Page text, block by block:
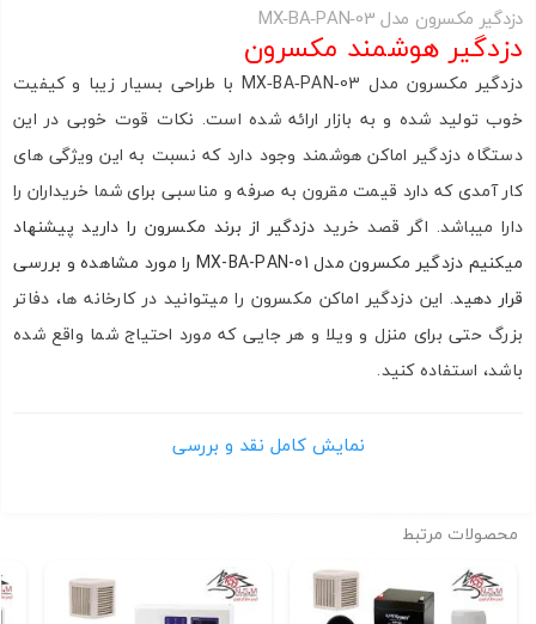
دزدگیر مکسرون مدل MX‐BA‐PAN‐03
دزدگیر هوشمند مکسرون
دزدگیر مکسرون مدل MX‐BA‐PAN‐03 با طراحی بسیار زیبا و کیفیت
خوب تولید شده و به بازار ارائه شده است. نکات قوت خوبی در این
دستگاه دزدگیر اماکن هوشمند وجود دارد که نسبت به این ویژگی های
کار آمدی که دارد قیمت مقرون به صرفه و مناسبی برای شما خریداران را
دارا میباشد. اگر قصد خرید دزدگیر از برند مکسرون را دارید پیشنهاد
میکنیم دزدگیر مکسرون مدل MX-BA-PAN-01 را مورد مشاهده و بررسی
قرار دهید. این دزدگیر اماکن مکسرون را میتوانید در کارخانه ها، دفاتر
بزرگ حتی برای منزل و ویلا و هر جایی که مورد احتیاج شما واقع شده
باشد، استفاده کنید.
ویژگی های دزدگیر اماکن هوشمند مکسرون
دارای کیبورد لمسی
تنظیم مدت زمان آژیر و تنظیم تاخیر ورود و خروج
نمایش کامل نقد و بررسی
محصولات مرتبط
ارسال